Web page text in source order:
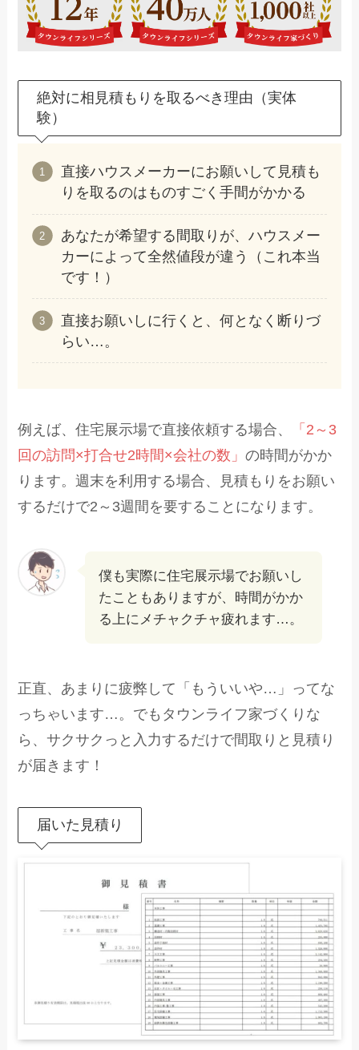
絶対に相見積もりを取るべき理由（実体
験）
直接ハウスメーカーにお願いして見積も
りを取るのはものすごく手間がかかる
あなたが希望する間取りが、ハウスメー
カーによって全然値段が違う（これ本当
です！）
直接お願いしに行くと、何となく断りづ
らい…。
例えば、住宅展示場で直接依頼する場合、
「2～3
回の訪問×打合せ2時間×会社の数」の時間がかか
ります。週末を利用する場合、見積もりをお願い
するだけで2～3週間を要することになります。
僕も実際に住宅展示場でお願いし
たこともありますが、時間がかか
る上にメチャクチャ疲れます…。
正直、あまりに疲弊して「もういいや…」ってな
っちゃいます…。でもタウンライフ家づくりな
ら、サクサクっと入力するだけで間取りと見積り
が届きます！
届いた見積り